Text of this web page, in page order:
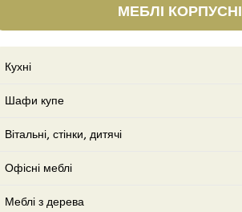
МЕБЛІ КОРПУСНІ
Кухні
Шафи купе
Вітальні, стінки, дитячі
Офісні меблі
Меблі з дерева